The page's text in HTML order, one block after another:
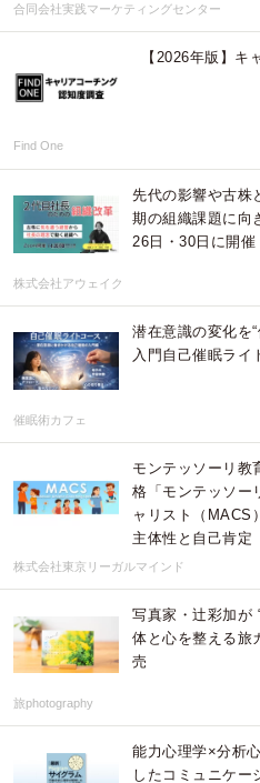
合同会社実践マーケティングセンター
【2026年版】キ
Find One
先代の影響や古株
期の組織課題に向
26日・30日に開催
株式会社アウェイク
潜在意識の変化を
入門自己催眠ライ
催眠術カフェ
モンテッソーリ教
格「モンテッソー
ャリスト（MACS
主体性と自己肯定
株式会社東京リーガルマインド
写真家・辻彩加が
体と心を整える旅
売
旅photography
能力心理学×分析
したコミュニケー